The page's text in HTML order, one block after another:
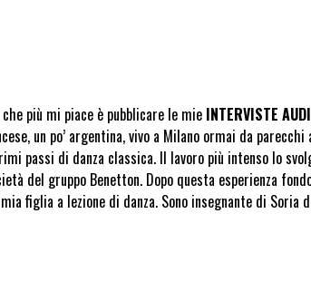
più mi piace è pubblicare le mie INTERVISTE
un po’ argentina, vivo a Milano ormai da
passi di danza classica. Il lavoro più intenso lo
del gruppo Benetton. Dopo questa esperienza
figlia a lezione di danza. Sono insegnante di